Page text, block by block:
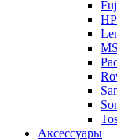
HP
Аксессуары